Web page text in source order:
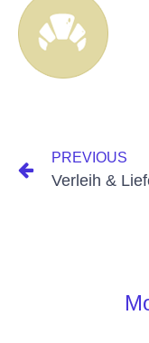
PREVIOUS
Verleih &